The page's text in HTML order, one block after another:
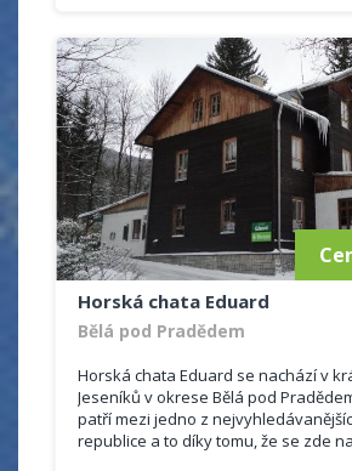
Horská chata Eduard
Bělá pod Pradědem
Horská chata Eduard se nachází v
Jeseníků v okrese Bělá pod
patří mezi jedno z
republice a to díky tomu, že se zde